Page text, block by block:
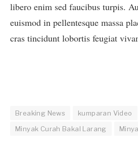
libero enim sed faucibus turpis.
euismod in pellentesque massa
cras tincidunt lobortis feugiat
Breaking News
kumparan Video
Minyak Curah Bakal Larang